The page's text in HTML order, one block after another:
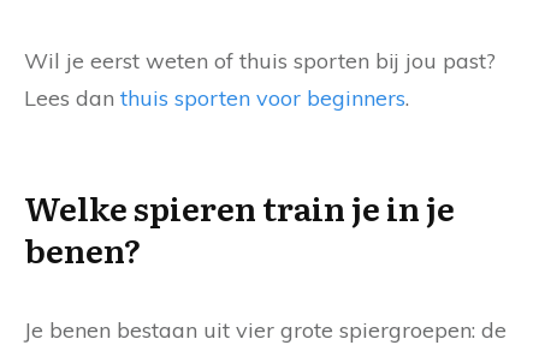
Wil je eerst weten of thuis sporten bij jou past?
Lees dan thuis sporten voor beginners.
Welke spieren train je in je
benen?
Je benen bestaan uit vier grote spiergroepen: de